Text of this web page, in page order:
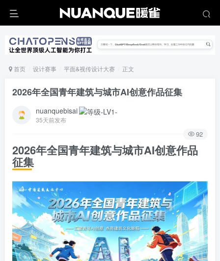
首页 设计赛事 平面&视传设计大赛 正文
2026年全国青年建筑与城市AI创意作品征集
nuanquebisai
35天前发布
92
2026年全国青年建筑与城市AI创意作品
征集